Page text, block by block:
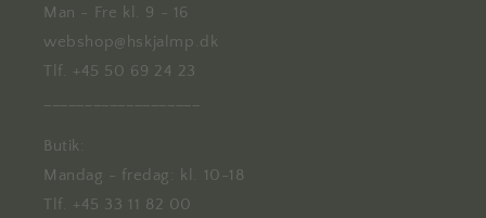
Man - Fre kl. 9 - 16
webshop@hskjalmp.dk
Tlf. +45 50 69 24 23
Butik:
Mandag - fredag: kl. 10-18
Tlf. +45 33 11 82 00